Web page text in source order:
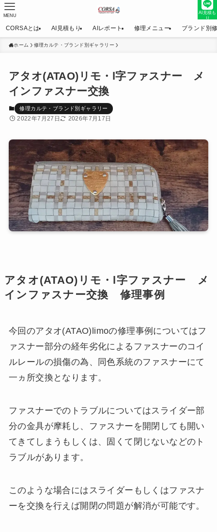
AI見積も
り
MENU
CORSAとは AI見積もり AIレポート 修理メニュー ブランド別
ホーム 修理カルテ・ブランド別ギャラリー
アタオ(ATAO)リモ・l字ファスナー メ
インファスナー交換
修理カルテ・ブランド別ギャラリー
2022年7月27日 2026年7月17日
アタオ(ATAO)リモ・l字ファスナー メ
インファスナー交換 修理事例
今回のアタオ(ATAO)limoの修理事例についてはフ
ァスナー部分の経年劣化によるファスナーのコイ
ルレールの損傷の為、同色系統のファスナーにて
一ヵ所交換となります。
ファスナーでのトラブルについてはスライダー部
分の金具が摩耗し、ファスナーを開閉しても開い
てきてしまうもしくは、固くて閉じないなどのト
ラブルがあります。
このような場合にはスライダーもしくはファスナ
ーを交換を行えば開閉の問題が解消が可能です。